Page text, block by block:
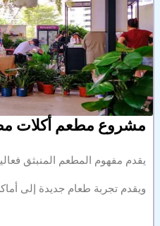
مشروع مطعم أكلات
يقدم مفهوم المطعم المنبثق
ويقدم تجربة طعام جديدة إلى